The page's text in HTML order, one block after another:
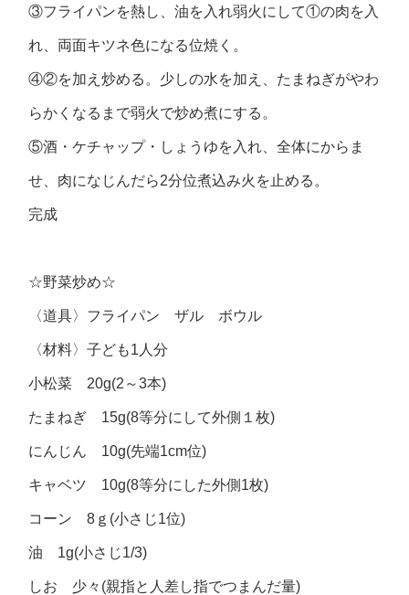
③フライパンを熱し、油を入れ弱火にして①の肉を入
れ、両面キツネ色になる位焼く。
④②を加え炒める。少しの水を加え、たまねぎがやわ
らかくなるまで弱火で炒め煮にする。
⑤酒・ケチャップ・しょうゆを入れ、全体にからま
せ、肉になじんだら2分位煮込み火を止める。
完成
☆野菜炒め☆
〈道具〉フライパン ザル ボウル
〈材料〉子ども1人分
小松菜 20g(2～3本)
たまねぎ 15g(8等分にして外側１枚)
にんじん 10g(先端1cm位)
キャベツ 10g(8等分にした外側1枚)
コーン 8ｇ(小さじ1位)
油 1g(小さじ1/3)
しお 少々(親指と人差し指でつまんだ量)